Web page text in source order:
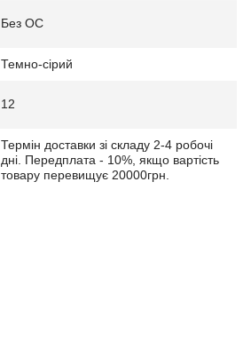
Без ОС
Темно-сірий
12
Термін доставки зі складу 2-4 робочі
дні. Передплата - 10%, якщо вартість
товару перевищує 20000грн.